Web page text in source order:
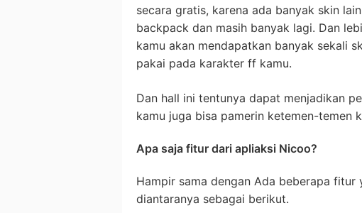
secara gratis, karena ada banyak skin
backpack dan masih banyak lagi. Dan
kamu akan mendapatkan banyak sekali
pakai pada karakter ff kamu.
Dan hall ini tentunya dapat menjadikan
kamu juga bisa pamerin ketemen-temen
Apa saja fitur dari apliaksi Nicoo?
Hampir sama dengan Ada beberapa
diantaranya sebagai berikut.